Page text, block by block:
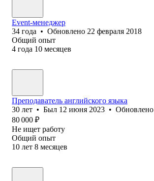
Event-менеджер
34 года • Обновлено 22 февраля 2018
Общий опыт
4 года 10 месяцев
Преподаватель английского языка
30 лет • Был 12 июня 2023 • Обновлено
80 000 ₽
Не ищет работу
Общий опыт
10 лет 8 месяцев